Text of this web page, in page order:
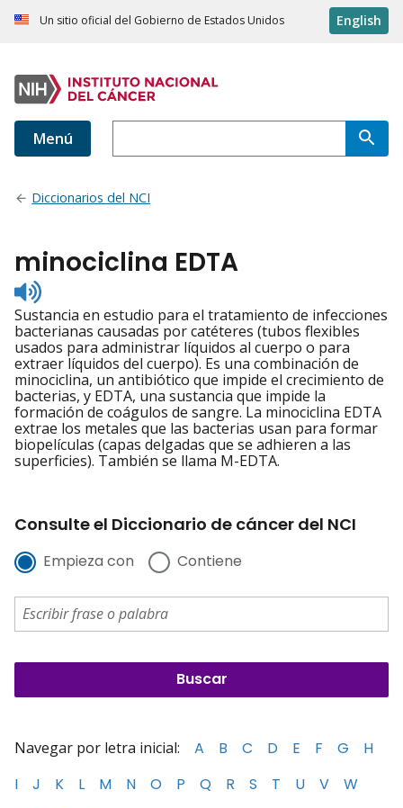
Un sitio oficial del Gobierno de Estados Unidos English
Menú
Diccionarios del NCI
minociclina EDTA
Listen
to
pronunciation
Sustancia en estudio para el tratamiento de infecciones
bacterianas causadas por catéteres (tubos flexibles
usados para administrar líquidos al cuerpo o para
extraer líquidos del cuerpo). Es una combinación de
minociclina, un antibiótico que impide el crecimiento de
bacterias, y EDTA, una sustancia que impide la
formación de coágulos de sangre. La minociclina EDTA
extrae los metales que las bacterias usan para formar
biopelículas (capas delgadas que se adhieren a las
superficies). También se llama M-EDTA.
Consulte el Diccionario de cáncer del NCI
Empieza con Contiene
Navegar por letra inicial: A B C D E F G
H
I
J K L M N O P Q R S T U V
W